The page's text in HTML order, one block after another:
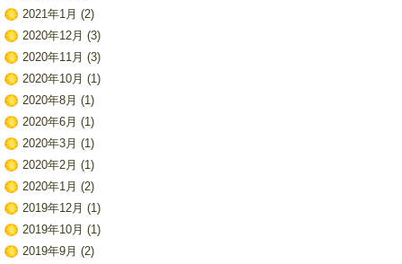
2021年1月 (2)
2020年12月 (3)
2020年11月 (3)
2020年10月 (1)
2020年8月 (1)
2020年6月 (1)
2020年3月 (1)
2020年2月 (1)
2020年1月 (2)
2019年12月 (1)
2019年10月 (1)
2019年9月 (2)